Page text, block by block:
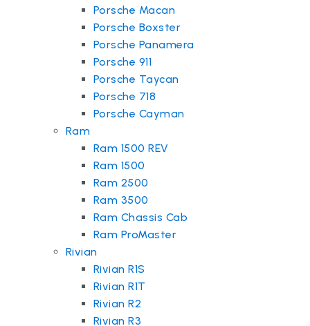
Porsche Macan
Porsche Boxster
Porsche Panamera
Porsche 911
Porsche Taycan
Porsche 718
Porsche Cayman
Ram
Ram 1500 REV
Ram 1500
Ram 2500
Ram 3500
Ram Chassis Cab
Ram ProMaster
Rivian
Rivian R1S
Rivian R1T
Rivian R2
Rivian R3